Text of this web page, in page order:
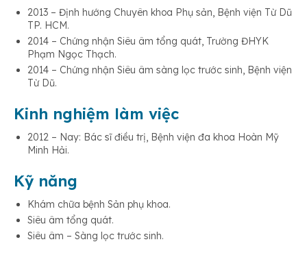
2013 – Định hướng Chuyên khoa Phụ sản, Bệnh viện Từ Dũ
TP. HCM.
2014 – Chứng nhận Siêu âm tổng quát, Trường ĐHYK
Phạm Ngọc Thạch.
2014 – Chứng nhận Siêu âm sàng lọc trước sinh, Bệnh viện
Từ Dũ.
Kinh nghiệm làm việc
2012 – Nay: Bác sĩ điều trị, Bệnh viện đa khoa Hoàn Mỹ
Minh Hải.
Kỹ năng
Khám chữa bệnh Sản phụ khoa.
Siêu âm tổng quát.
Siêu âm – Sàng lọc trước sinh.